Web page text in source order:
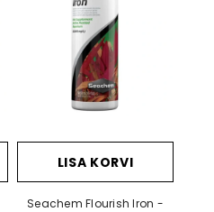
LISA KORVI
Seachem Flourish Iron -